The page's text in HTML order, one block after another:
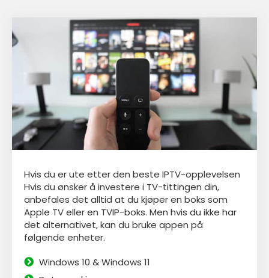
Hvis du er ute etter den beste IPTV-opplevelsen
Hvis du ønsker å investere i TV-tittingen din,
anbefales det alltid at du kjøper en boks som
Apple TV eller en TVIP-boks. Men hvis du ikke har
det alternativet, kan du bruke appen på
følgende enheter.
Windows 10 & Windows 11